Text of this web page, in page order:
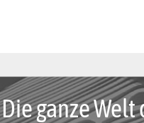
Die ganze Welt